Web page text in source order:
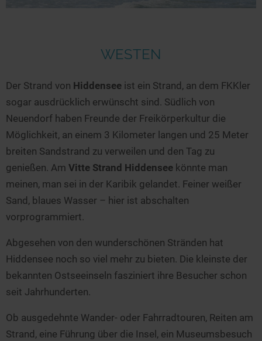
WESTEN
Der Strand von Hiddensee ist ein Strand, an dem FKKler
sogar ausdrücklich erwünscht sind. Südlich von
Neuendorf haben Freunde der Freikörperkultur die
Möglichkeit, an einem 3 Kilometer langen und 25 Meter
breiten Sandstrand zu verweilen und den Tag zu
genießen. Am Vitte Strand Hiddensee könnte man
meinen, man sei in der Karibik gelandet. Feiner weißer
Sand, blaues Wasser – hier ist abschalten
vorprogrammiert.
Abgesehen von den wunderschönen Stränden hat
Hiddensee noch so viel mehr zu bieten. Die kleinste der
bekannten Ostseeinseln fasziniert ihre Besucher schon
seit Jahrhunderten.
Ob ausgedehnte Wander- oder Fahrradtouren, Reiten am
Strand, eine Führung über die Insel, ein Museumsbesuch